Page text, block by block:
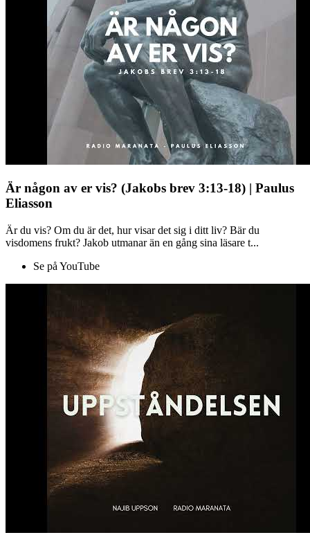
Är någon av er vis? (Jakobs brev 3:13-18) | Paulus
Eliasson
Är du vis? Om du är det, hur visar det sig i ditt liv? Bär du
visdomens frukt? Jakob utmanar än en gång sina läsare t...
Se på YouTube